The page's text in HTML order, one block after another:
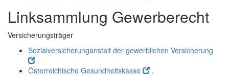
Linksammlung Gewerberecht
Versicherungsträger
Sozialversicherunganstalt der gewerblichen Versicherung
.
Österreichische Gesundheitskasse
.